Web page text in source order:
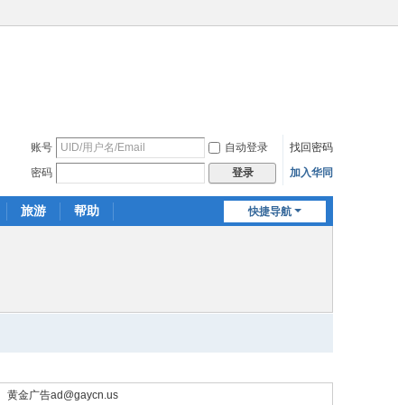
账号 自动登录
找回密码
密码
登录 加入华同
快捷导航
旅游 帮助
黄金广告ad@gaycn.us